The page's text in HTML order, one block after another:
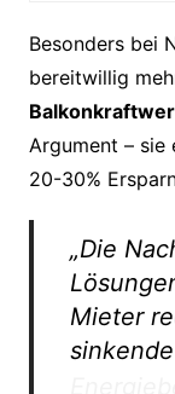
Besonders bei
bereitwillig
Argument –
20-30%
„Die
Mieter